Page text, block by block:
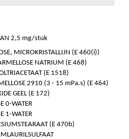
2,5 mg/stuk
MICROKRISTALLIJN (E 460(i))
NATRIUM (E 468)
(E 1518)
2910 (3 - 15 mPa.s) (E 464)
GEEL (E 172)
0-WATER
1-WATER
(E 470b)